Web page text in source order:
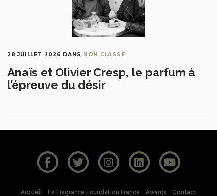
28 JUILLET 2026 DANS NON CLASSÉ
Anaïs et Olivier Cresp, le parfum à
l’épreuve du désir
Accueil La Fragrance Foundation France Awards Contact